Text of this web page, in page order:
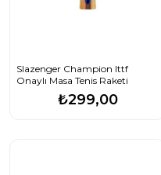
Slazenger Champion Ittf
Onaylı Masa Tenis Raketi
₺299,00